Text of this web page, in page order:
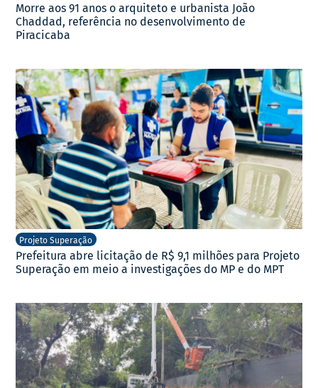
Morre aos 91 anos o arquiteto e urbanista João
Chaddad, referência no desenvolvimento de
Piracicaba
Projeto Superação
Prefeitura abre licitação de R$ 9,1 milhões para Projeto
Superação em meio a investigações do MP e do MPT